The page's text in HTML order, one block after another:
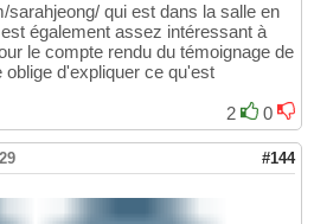
sarahjeong/ qui est dans la salle en
également assez intéressant à
le compte rendu du témoignage de
d'expliquer ce qu'est
2
0
#144